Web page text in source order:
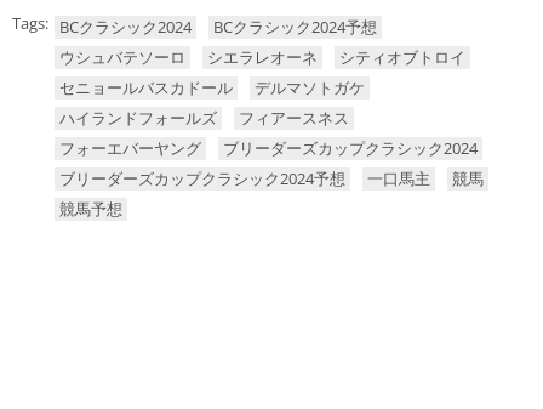
Tags: BCクラシック2024
BCクラシック2024予想
ウシュバテソーロ
シエラレオーネ
シティオブトロイ
セニョールバスカドール
デルマソトガケ
ハイランドフォールズ
フィアースネス
フォーエバーヤング
ブリーダーズカップクラシック2024
ブリーダーズカップクラシック2024予想
一口馬主
競馬
競馬予想